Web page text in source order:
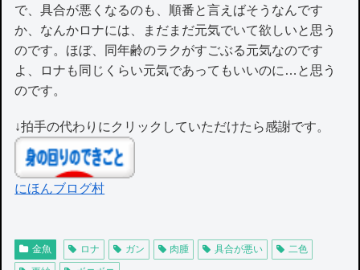
で、具合が悪くなるのも、順番と言えばそうなんです
か、なんかロナには、まだまだ元気でいて欲しいと思う
のです。ほぼ、同年齢のラクがすごぶる元気なのです
よ、ロナも同じくらい元気であってもいいのに…と思う
のです。
↓拍手の代わりにクリックしていただけたら感謝です。
にほんブログ村
金魚 ロナ ガン 肉腫 具合が悪い
二色